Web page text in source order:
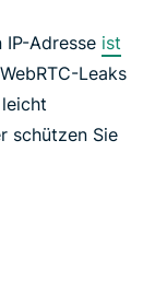
Adresse ist
Leaks
schützen Sie